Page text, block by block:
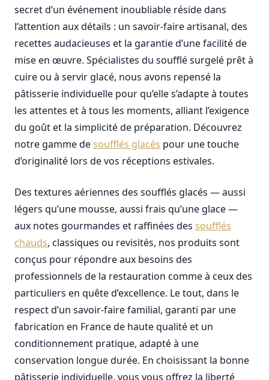
secret d’un événement inoubliable réside dans
l’attention aux détails : un savoir-faire artisanal, des
recettes audacieuses et la garantie d’une facilité de
mise en œuvre. Spécialistes du soufflé surgelé prêt à
cuire ou à servir glacé, nous avons repensé la
pâtisserie individuelle pour qu’elle s’adapte à toutes
les attentes et à tous les moments, alliant l’exigence
du goût et la simplicité de préparation. Découvrez
notre gamme desoufflés glacés pour une touche
d’originalité lors de vos réceptions estivales.
Des textures aériennes des soufflés glacés — aussi
légers qu’une mousse, aussi frais qu’une glace —
aux notes gourmandes et raffinées des soufflés
chauds, classiques ou revisités, nos produits sont
conçus pour répondre aux besoins des
professionnels de la restauration comme à ceux des
particuliers en quête d’excellence. Le tout, dans le
respect d’un savoir-faire familial, garanti par une
fabrication en France de haute qualité et un
conditionnement pratique, adapté à une
conservation longue durée. En choisissant la bonne
pâtisserie individuelle, vous vous offrez la liberté